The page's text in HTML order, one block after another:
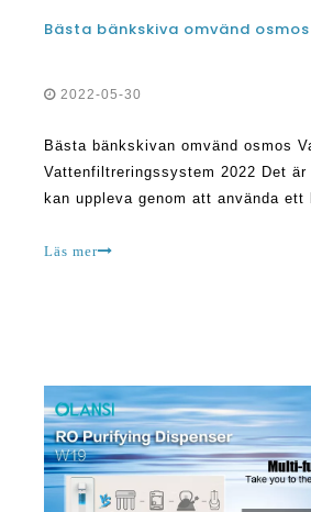
2022-05-30
Bästa bänkskivan omvänd osmos
Vattenfiltreringssystem 2022 Det är
kan uppleva genom att använda ett
säkerställa filtrering av skadliga
Läs mer